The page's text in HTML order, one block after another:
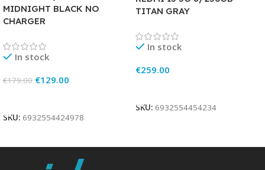
MIDNIGHT BLACK NO
CHARGER
In stock
€179.00 €129.00
SKU: 6932554424978
TITAN GRAY
In stock
€259.00
SKU: 6932554454234